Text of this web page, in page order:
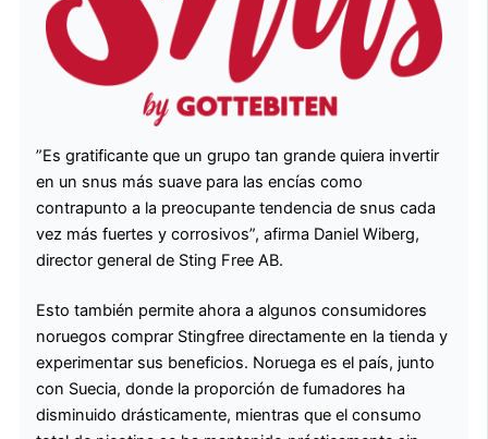
”Es gratificante que un grupo tan grande quiera invertir
en un snus más suave para las encías como
contrapunto a la preocupante tendencia de snus cada
vez más fuertes y corrosivos”, afirma Daniel Wiberg,
director general de Sting Free AB.
Esto también permite ahora a algunos consumidores
noruegos comprar Stingfree directamente en la tienda y
experimentar sus beneficios. Noruega es el país, junto
con Suecia, donde la proporción de fumadores ha
disminuido drásticamente, mientras que el consumo